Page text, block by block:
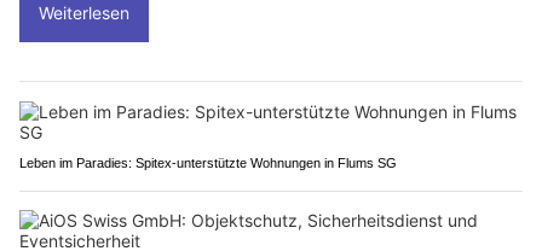
Weiterlesen
Leben im Paradies: Spitex-unterstützte Wohnungen in Flums SG